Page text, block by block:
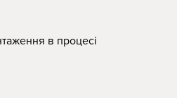
в процесі